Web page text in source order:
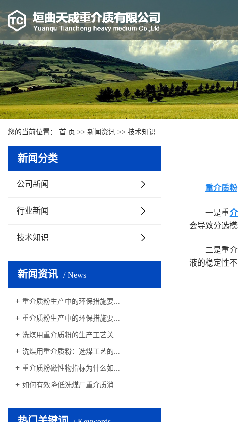
您的当前位置： 首 页 >> 新闻资讯 >> 技术知识
新闻分类
公司新闻
行业新闻
技术知识
新闻资讯 News
重介质粉生产中的环保措施要...
重介质粉生产中的环保措施要...
洗煤用重介质粉的生产工艺关...
洗煤用重介质粉：选煤工艺的...
重介质粉磁性物指标为什么如...
如何有效降低洗煤厂重介质消...
重介质粉
一是重
会导致分选
二是重介质
液的稳定性